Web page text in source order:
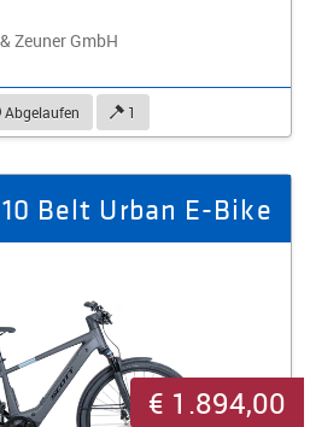
Zeuner GmbH
Abgelaufen 1
Belt Urban E-Bike
€ 1.894,00